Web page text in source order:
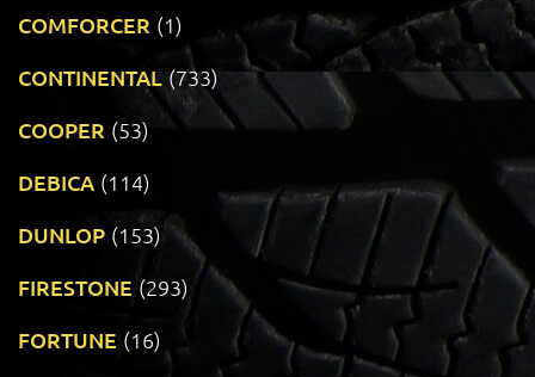
COMFORCER (1)
CONTINENTAL (733)
COOPER (53)
DEBICA (114)
DUNLOP (153)
FIRESTONE (293)
FORTUNE (16)